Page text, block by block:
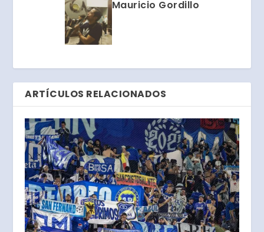
Mauricio Gordillo
ARTÍCULOS RELACIONADOS